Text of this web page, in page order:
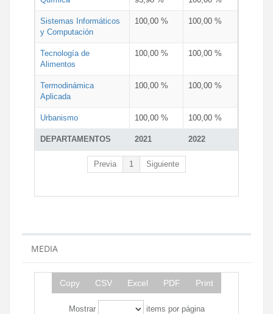
DEPARTAMENTOS 2021 2022
Sistemas Informáticos
y Computación
100,00 % 100,00 %
Tecnología de
Alimentos
100,00 % 100,00 %
Termodinámica
Aplicada
100,00 % 100,00 %
Urbanismo 100,00 % 100,00 %
Previa 1 Siguiente
MEDIA
Copy CSV Excel PDF Print
Mostrar items por página